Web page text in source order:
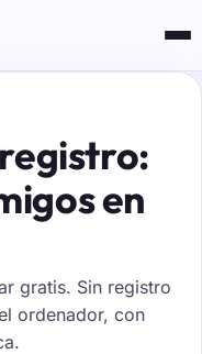
en
gratis. Sin registro
ordenador, con